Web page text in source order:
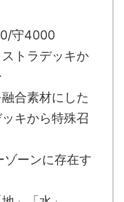
守4000
ストラデッキか
合素材にした
キから特殊召
ゾーンに存在す